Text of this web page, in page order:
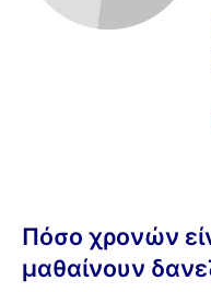
Πόσο χρονών
μαθαίνουν